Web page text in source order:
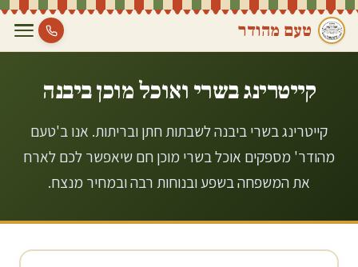
טעם מהודר
קייטרינג בשרי ואוכל מוכן ביבנה
קייטרינג בשרי ביבנה לשבתות חתן ובריתות. אנו ב'טעם
מהודר' מספקים אוכל בשרי מוכן חם שיאפשר לכם לארח
את המשפחה בשפע ובנוחות רבה ובמחיר מנצח.